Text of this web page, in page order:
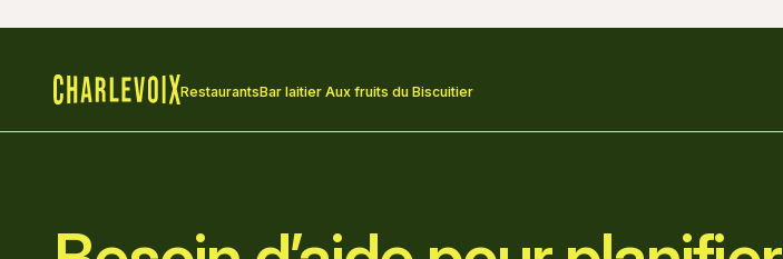
RestaurantsBar laitier Aux fruits du Biscuitier